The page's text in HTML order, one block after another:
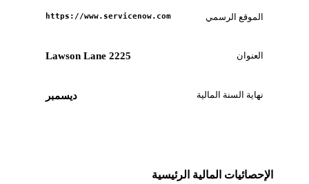
الموقع الرسمي https://www.servicenow.com
العنوان 2225 Lawson Lane
نهاية السنة المالية ديسمبر
الإحصائيات المالية الرئيسية